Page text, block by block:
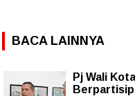
BACA LAINNYA
Pj Wali